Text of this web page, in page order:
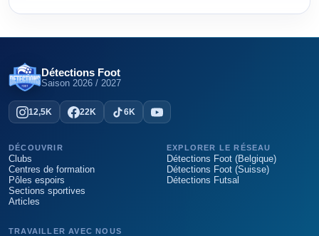
Détections Foot
Saison 2026 / 2027
12,5K 22K 6K
DÉCOUVRIR
Clubs
Centres de formation
Pôles espoirs
Sections sportives
Articles
EXPLORER LE RÉSEAU
Détections Foot (Belgique)
Détections Foot (Suisse)
Détections Futsal
TRAVAILLER AVEC NOUS